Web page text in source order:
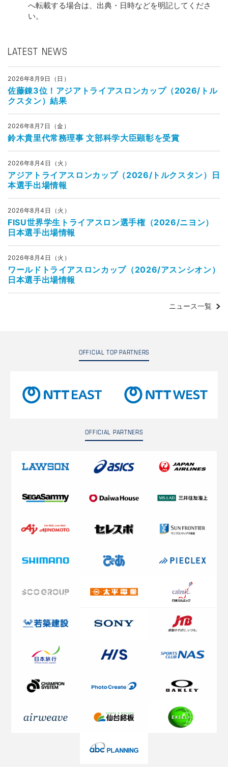
へ転載する場合は、出典・日時などを明記してくださ
い。
LATEST NEWS
2026年8月9日（日）
佐藤錬3位！アジアトライアスロンカップ（2026/トル
クスタン）結果
2026年8月7日（金）
鈴木貴里代常務理事 文部科学大臣顕彰を受賞
2026年8月4日（火）
アジアトライアスロンカップ（2026/トルクスタン）日
本選手出場情報
2026年8月4日（火）
FISU世界学生トライアスロン選手権（2026/ニヨン）
日本選手出場情報
2026年8月4日（火）
ワールドトライアスロンカップ（2026/アスンシオン）
日本選手出場情報
ニュース一覧
OFFICIAL TOP PARTNERS
OFFICIAL PARTNERS